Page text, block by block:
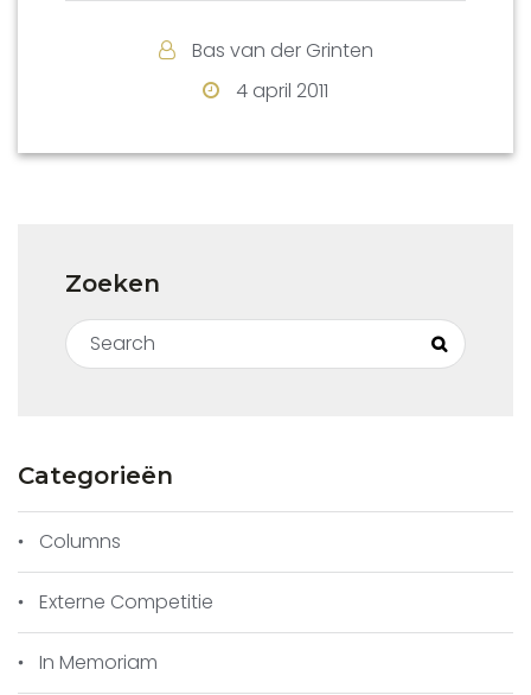
Bas van der Grinten
4 april 2011
Zoeken
Search for:
Search
Categorieën
Columns
Externe Competitie
In Memoriam